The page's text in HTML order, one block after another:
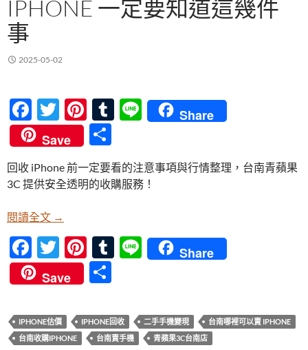
IPHONE 一定要知道這幾件
事
2025-05-02
F
ac
e
b
o
o
k
T
w
itt
er
Pi
nt
er
es
t
T
bl
r
Li
Share
Save
享
回收 iPhone 前一定要看的注意事項與行情整理，台南青蘋果
3C 提供安全透明的收購服務！
閱讀全文 台南手機回收推薦｜想賣 iPhone 一定要知道這幾件
→
F
ac
e
b
o
T
w
itt
er
Pi
nt
er
es
t
T
bl
r
Li
Share
Save
IPHONE估價 IPHONE回收 二手手機變現
台南哪裡可以賣 IPHONE
台南收購IPHONE
台南賣手機 青蘋果3C台南店